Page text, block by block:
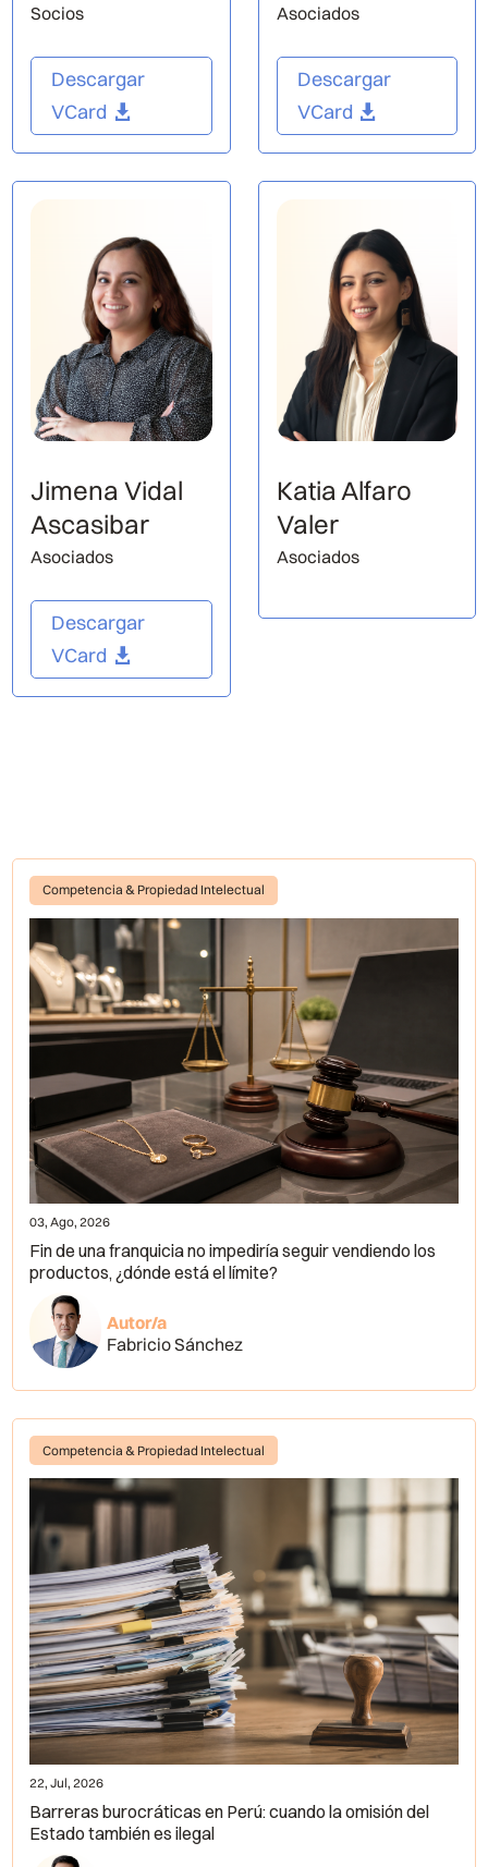
Socios
Descargar
VCard
Asociados
Descargar
VCard
Jimena Vidal
Ascasibar
Asociados
Descargar
VCard
Katia Alfaro
Valer
Asociados
Competencia & Propiedad Intelectual
03, Ago, 2026
Fin de una franquicia no impediría seguir vendiendo los
productos, ¿dónde está el límite?
Autor/a
Fabricio Sánchez
Competencia & Propiedad Intelectual
22, Jul, 2026
Barreras burocráticas en Perú: cuando la omisión del
Estado también es ilegal